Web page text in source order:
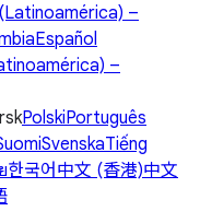
–
Español
–
PolskiPortuguês
SvenskaTiếng
한국어 中文 (香港)中文